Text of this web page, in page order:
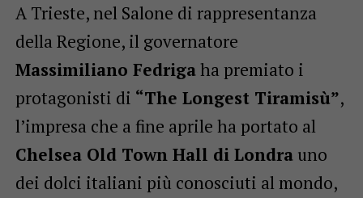
A Trieste, nel Salone di rappresentanza
della Regione, il governatore
Massimiliano Fedrigaha premiato i
protagonisti di “The Longest Tiramisù”,
l’impresa che a fine aprile ha portato al
Chelsea Old Town Hall di Londrauno
dei dolci italiani più conosciuti al mondo,